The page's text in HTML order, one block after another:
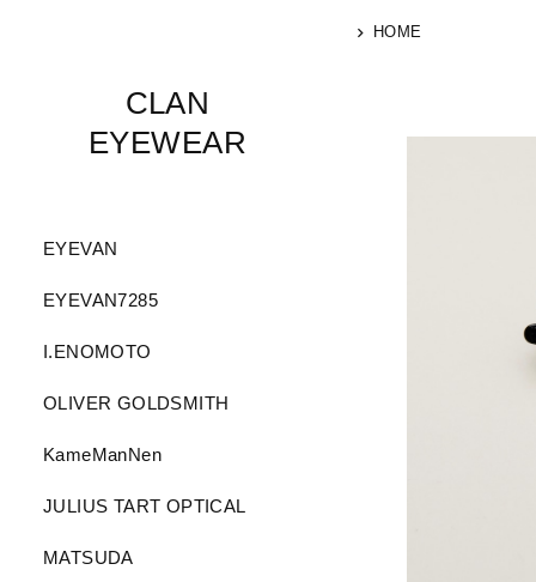
CLAN
EYEWEAR
EYEVAN
EYEVAN7285
I.ENOMOTO
OLIVER GOLDSMITH
KameManNen
JULIUS TART OPTICAL
MATSUDA
HOME